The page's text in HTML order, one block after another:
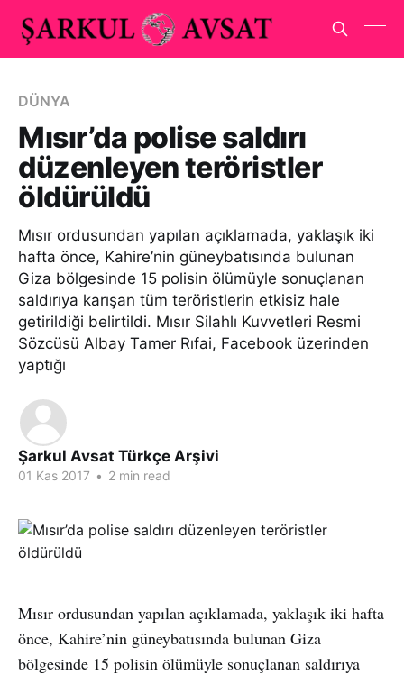
DÜNYA
Mısır’da polise saldırı
düzenleyen teröristler
öldürüldü
Mısır ordusundan yapılan açıklamada, yaklaşık iki
hafta önce, Kahire’nin güneybatısında bulunan
Giza bölgesinde 15 polisin ölümüyle sonuçlanan
saldırıya karışan tüm teröristlerin etkisiz hale
getirildiği belirtildi. Mısır Silahlı Kuvvetleri Resmi
Sözcüsü Albay Tamer Rıfai, Facebook üzerinden
yaptığı
Şarkul Avsat Türkçe Arşivi
01 Kas 2017 • 2 min read
Mısır ordusundan yapılan açıklamada, yaklaşık iki hafta
önce, Kahire’nin güneybatısında bulunan Giza
bölgesinde 15 polisin ölümüyle sonuçlanan saldırıya